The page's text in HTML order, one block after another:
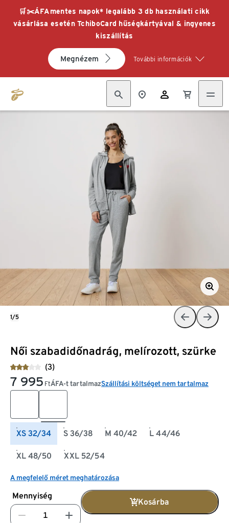
🛒✂️ÁFAmentes napok* legalább 3 db használati cikk
vásárlása esetén TchiboCard hűségkártyával & ingyenes
kiszállítás
Megnézem További információk
Női szabadidőnadrág, melírozott, szürke
(3)
7 995 FtÁFA-t tartalmazSzállítási költséget nem tartalmaz
XS 32/34 S 36/38 M 40/42 L 44/46
XL 48/50 XXL 52/54
A megfelelő méret meghatározása
Mennyiség
Kosárba
1/5